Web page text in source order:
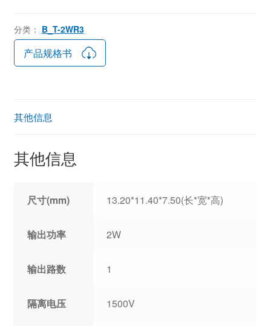
分类： B_T-2WR3
产品规格书
其他信息
其他信息
尺寸(mm) 13.20*11.40*7.50(长*宽*高)
输出功率 2W
输出路数 1
隔离电压 1500V